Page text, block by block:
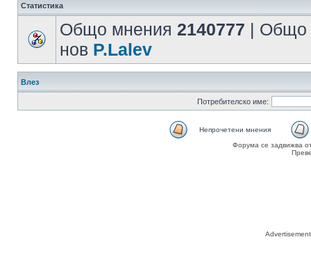
Статистика
Общо мнения 2140777 | Общо
нов P.Lalev
Влез
Потребителско име:
Непрочетени мнения
Форума се задвижва